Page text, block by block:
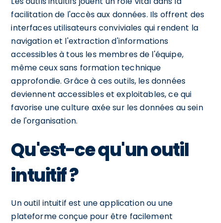
facilitation de l'accès aux données. Ils offrent des
interfaces utilisateurs conviviales qui rendent la
navigation et l'extraction d'informations
accessibles à tous les membres de l'équipe,
même ceux sans formation technique
approfondie. Grâce à ces outils, les données
deviennent accessibles et exploitables, ce qui
favorise une culture axée sur les données au sein
de l'organisation.
Qu'est-ce qu'un outil
intuitif ?
Un outil intuitif est une application ou une
plateforme conçue pour être facilement